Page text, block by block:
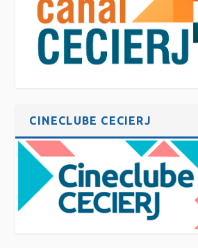
CINECLUBE CECIERJ